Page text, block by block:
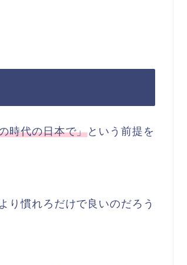
時代の日本で」という前提を
り慣れろだけで良いのだろう